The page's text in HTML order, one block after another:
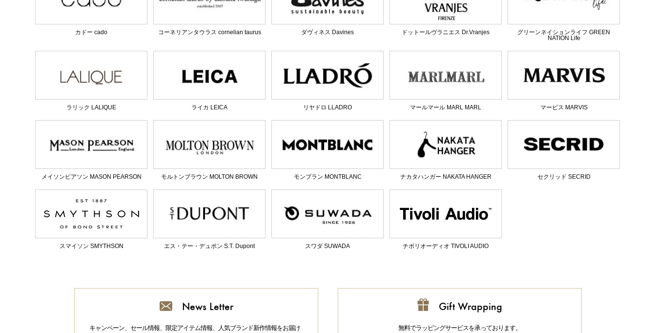
カドー cado コーネリアンタウラス cornelian taurus ダヴィネス Davines ドットールヴラニエス Dr.Vranjes
グリーンネイションライフ GREEN
NATION Life
ラリック LALIQUE ライカ LEICA リヤドロ LLADRO マールマール MARL MARL マービス MARVIS
メイソンピアソン MASON PEARSON モルトンブラウン MOLTON BROWN モンブラン MONTBLANC ナカタハンガー NAKATA HANGER セクリッド SECRID
スマイソン SMYTHSON エス・テー・デュポン S.T. Dupont スワダ SUWADA チボリオーディオ TIVOLI AUDIO
News Letter
キャンペーン、セール情報、限定アイテム情報、人気ブランド新作情報をお届け
Gift Wrapping
無料でラッピングサービスを承っております。